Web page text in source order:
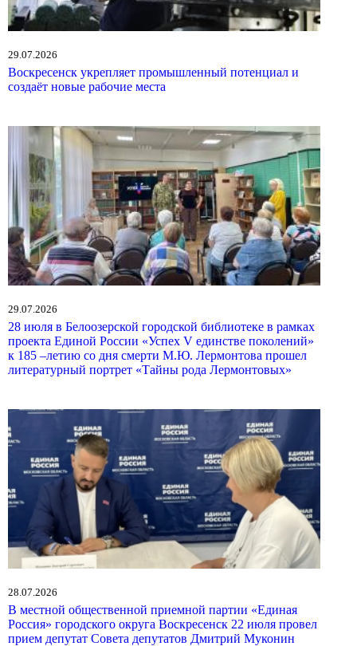
29.07.2026
Воскресенск укрепляет промышленный потенциал и
создаёт новые рабочие места
29.07.2026
28 июля в Белоозерской городской библиотеке в рамках
проекта Единой России «Успех V единстве поколений»
к 185 –летию со дня смерти М.Ю. Лермонтова прошел
литературный портрет «Тайны рода Лермонтовых»
28.07.2026
В местной общественной приемной партии «Единая
Россия» городского округа Воскресенск 22 июля провел
прием депутат Совета депутатов Дмитрий Муконин